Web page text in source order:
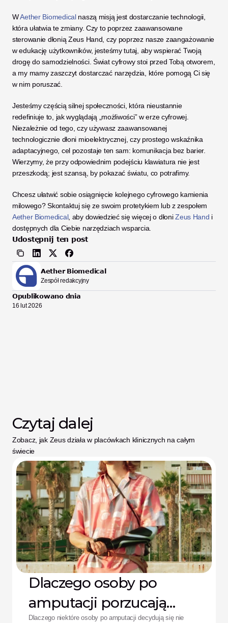
W Aether Biomedical naszą misją jest dostarczanie technologii,
która ułatwia te zmiany. Czy to poprzez zaawansowane
sterowanie dłonią Zeus Hand, czy poprzez nasze zaangażowanie
w edukację użytkowników, jesteśmy tutaj, aby wspierać Twoją
drogę do samodzielności. Świat cyfrowy stoi przed Tobą otworem,
a my mamy zaszczyt dostarczać narzędzia, które pomogą Ci się
w nim poruszać.
Jesteśmy częścią silnej społeczności, która nieustannie
redefiniuje to, jak wyglądają „możliwości” w erze cyfrowej.
Niezależnie od tego, czy używasz zaawansowanej
technologicznie dłoni mioelektrycznej, czy prostego wskaźnika
adaptacyjnego, cel pozostaje ten sam: komunikacja bez barier.
Wierzymy, że przy odpowiednim podejściu klawiatura nie jest
przeszkodą; jest szansą, by pokazać światu, co potrafimy.
Chcesz ułatwić sobie osiągnięcie kolejnego cyfrowego kamienia
Aether Biomedical, aby dowiedzieć się więcej o dłoni Zeus Hand i
dostępnych dla Ciebie narzędziach wsparcia.
Udostępnij ten post
Aether Biomedical
Zespół redakcyjny
Opublikowano dnia
16 lut 2026
Czytaj dalej
Zobacz, jak Zeus działa w placówkach klinicznych na całym
świecie
Dlaczego osoby po
amputacji porzucają
Dlaczego niektóre osoby po amputacji decydują się nie